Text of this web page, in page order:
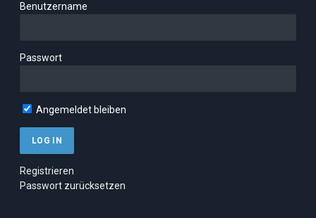
Benutzername
Passwort
Angemeldet bleiben
Registrieren
Passwort zurücksetzen